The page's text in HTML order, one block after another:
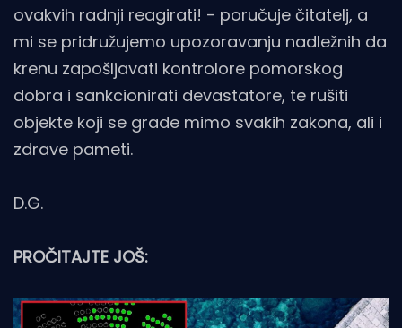
ovakvih radnji reagirati! - poručuje čitatelj, a
mi se pridružujemo upozoravanju nadležnih da
krenu zapošljavati kontrolore pomorskog
dobra i sankcionirati devastatore, te rušiti
objekte koji se grade mimo svakih zakona, ali i
zdrave pameti.
D.G.
PROČITAJTE JOŠ: